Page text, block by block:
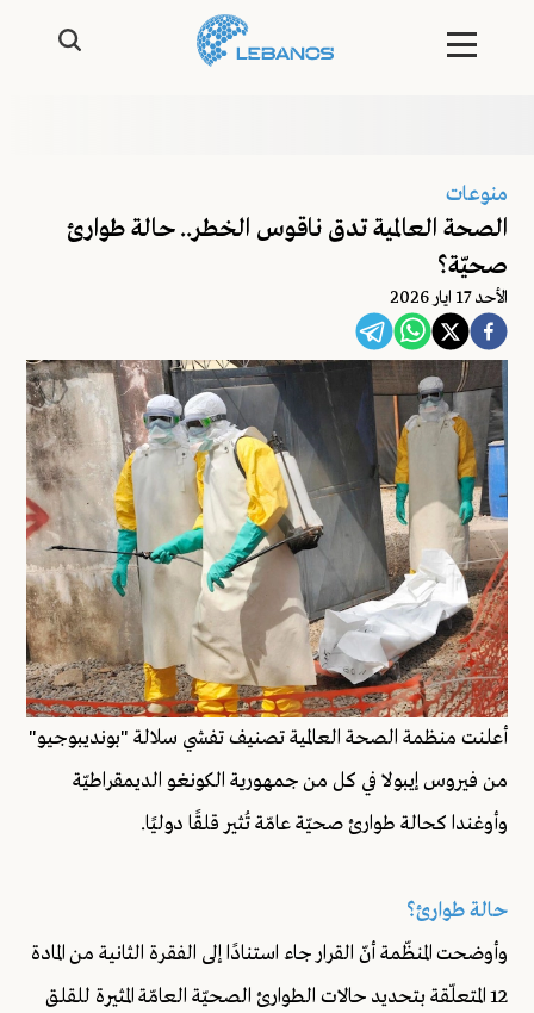
منوعات
الصحة العالمية تدق ناقوس الخطر.. حالة طوارئ
صحيّة؟
اﻷحد 17 ايار 2026
أعلنت منظمة الصحة العالمية تصنيف تفشي سلالة "بونديبوجيو"
من فيروس إيبولا في كل من جمهورية الكونغو الديمقراطيّة
وأوغندا كحالة طوارئ صحيّة عامّة تُثير قلقًا دوليًا.
حالة طوارئ؟
وأوضحت المنظّمة أنّ القرار جاء استنادًا إلى الفقرة الثانية من المادة
12 المتعلّقة بتحديد حالات الطوارئ الصحيّة العامّة المثيرة للقلق